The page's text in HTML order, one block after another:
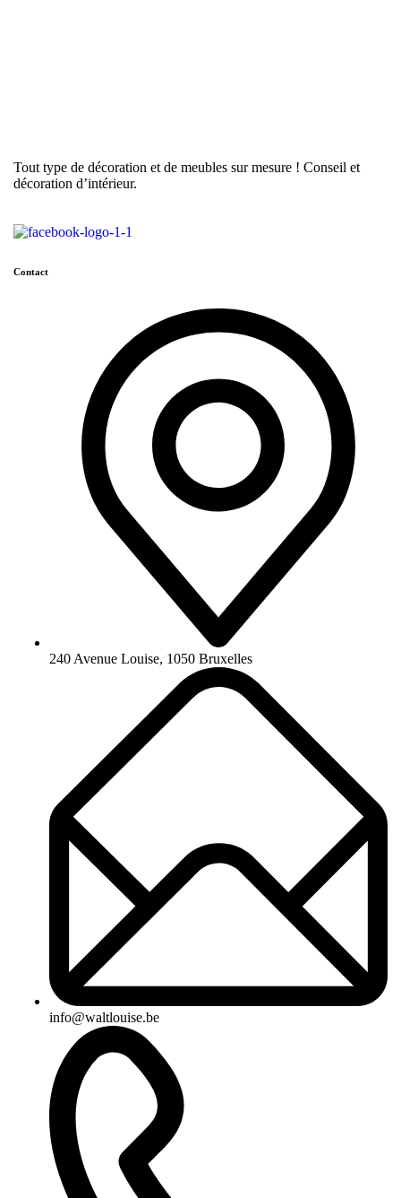
Tout type de décoration et de meubles sur mesure ! Conseil et
décoration d’intérieur.
Contact
240 Avenue Louise, 1050 Bruxelles
info@waltlouise.be